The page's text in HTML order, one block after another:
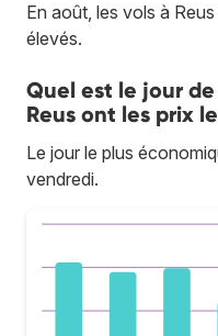
En août, les vols à
élevés.
Quel est le jour
Reus ont les prix
Le jour le plus
vendredi.